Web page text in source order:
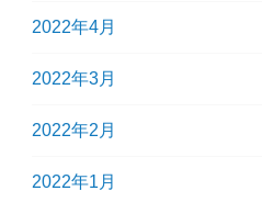
2022年4月
2022年3月
2022年2月
2022年1月